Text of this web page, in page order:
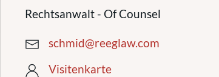
Rechtsanwalt - Of Counsel
schmid@reeglaw.com
Visitenkarte